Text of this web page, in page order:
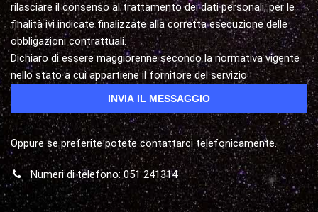
rilasciare il consenso al trattamento dei dati personali, per le
finalità ivi indicate finalizzate alla corretta esecuzione delle
obbligazioni contrattuali.
Dichiaro di essere maggiorenne secondo la normativa vigente
nello stato a cui appartiene il fornitore del servizio
Oppure se preferite potete contattarci telefonicamente.
Numeri di telefono: 051 241314